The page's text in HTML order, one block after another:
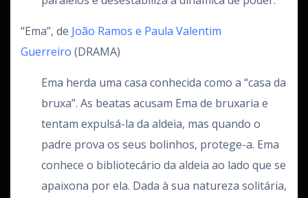
“Ema”, de João Ramos e Paula Valentim
Guerreiro (DRAMA)
Ema herda uma casa conhecida como a “casa da
bruxa”. As beatas acusam Ema de bruxaria e
tentam expulsá-la da aldeia, mas quando o
padre prova os seus bolinhos, protege-a. Ema
conhece o bibliotecário da aldeia ao lado que se
apaixona por ela. Dada à sua natureza solitária,